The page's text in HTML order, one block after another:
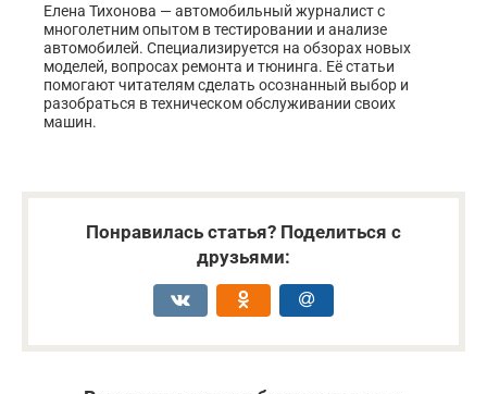
Елена Тихонова — автомобильный журналист с
многолетним опытом в тестировании и анализе
автомобилей. Специализируется на обзорах новых
моделей, вопросах ремонта и тюнинга. Её статьи
помогают читателям сделать осознанный выбор и
разобраться в техническом обслуживании своих
машин.
Понравилась статья? Поделиться с
друзьями: